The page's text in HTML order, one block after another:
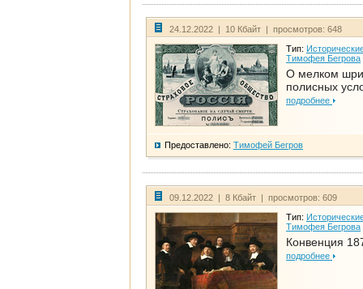
24.12.2022 | 10 Кбайт | просмотров: 648
Тип:
Тимофея Бегрова
О мелком
полисных
подробнее
Предоставлено: Тимофей Бегров
09.12.2022 | 8 Кбайт | просмотров: 609
Тип:
Тимофея Бегрова
Конвенция
подробнее